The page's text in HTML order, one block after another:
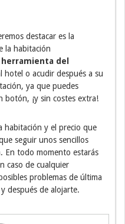
destacar es la
la habitación
del
hotel o acudir después a su
ya que puedes
botón, ¡y sin costes extra!
habitación y el precio que
seguir unos sencillos
En todo momento estarás
caso de cualquier
problemas de última
después de alojarte.